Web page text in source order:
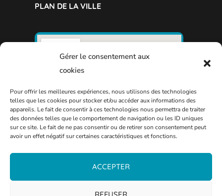
Gérer le consentement aux
cookies
Pour offrir les meilleures expériences, nous utilisons des technologies
telles que les cookies pour stocker et/ou accéder aux informations des
appareils. Le fait de consentir à ces technologies nous permettra de traiter
des données telles que le comportement de navigation ou les ID uniques
sur ce site. Le fait de ne pas consentir ou de retirer son consentement peut
avoir un effet négatif sur certaines caractéristiques et fonctions.
ACCEPTER
PLAN DE LA VILLE